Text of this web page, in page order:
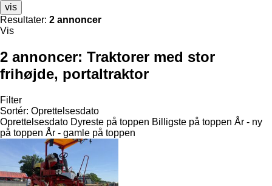
vis
Resultater: 2 annoncer
Vis
2 annoncer: Traktorer med stor
frihøjde, portaltraktor
Filter
Sortér: Oprettelsesdato
Oprettelsesdato Dyreste på toppen Billigste på toppen År - ny
på toppen År - gamle på toppen